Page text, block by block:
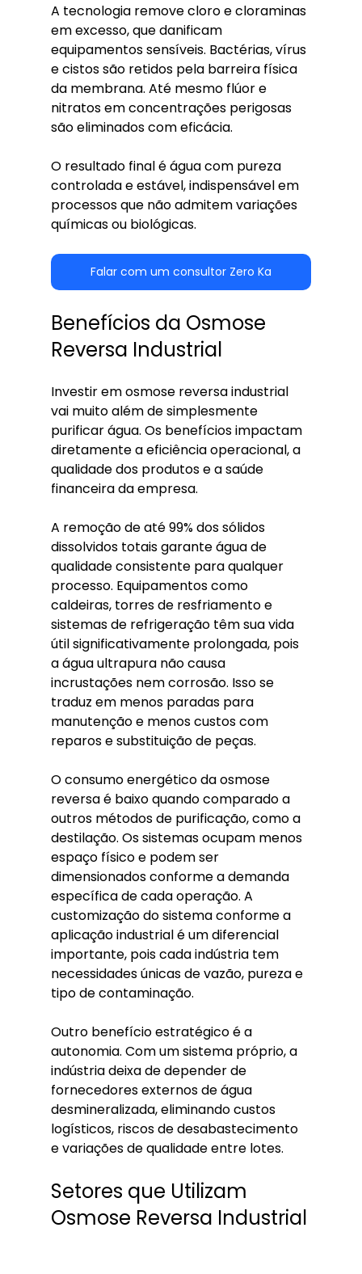
A tecnologia remove cloro e cloraminas
em excesso, que danificam
equipamentos sensíveis. Bactérias, vírus
e cistos são retidos pela barreira física
da membrana. Até mesmo flúor e
nitratos em concentrações perigosas
são eliminados com eficácia.
O resultado final é água com pureza
controlada e estável, indispensável em
processos que não admitem variações
químicas ou biológicas.
Falar com um consultor Zero Ka
Benefícios da Osmose
Reversa Industrial
Investir em osmose reversa industrial
vai muito além de simplesmente
purificar água. Os benefícios impactam
diretamente a eficiência operacional, a
qualidade dos produtos e a saúde
financeira da empresa.
A remoção de até 99% dos sólidos
dissolvidos totais garante água de
qualidade consistente para qualquer
processo. Equipamentos como
caldeiras, torres de resfriamento e
sistemas de refrigeração têm sua vida
útil significativamente prolongada, pois
a água ultrapura não causa
incrustações nem corrosão. Isso se
traduz em menos paradas para
manutenção e menos custos com
reparos e substituição de peças.
O consumo energético da osmose
reversa é baixo quando comparado a
outros métodos de purificação, como a
destilação. Os sistemas ocupam menos
espaço físico e podem ser
dimensionados conforme a demanda
específica de cada operação. A
customização do sistema conforme a
aplicação industrial é um diferencial
importante, pois cada indústria tem
necessidades únicas de vazão, pureza e
tipo de contaminação.
Outro benefício estratégico é a
autonomia. Com um sistema próprio, a
indústria deixa de depender de
fornecedores externos de água
desmineralizada, eliminando custos
logísticos, riscos de desabastecimento
e variações de qualidade entre lotes.
Setores que Utilizam
Osmose Reversa Industrial